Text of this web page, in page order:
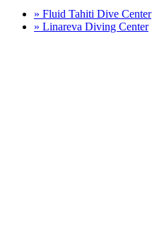
» Fluid Tahiti Dive Center
» Linareva Diving Center